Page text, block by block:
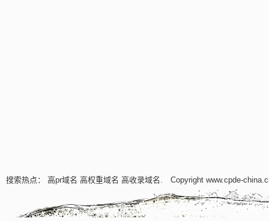
搜索热点： 高pr域名 高权重域名 高收录域名 . Copyright www.cpde-